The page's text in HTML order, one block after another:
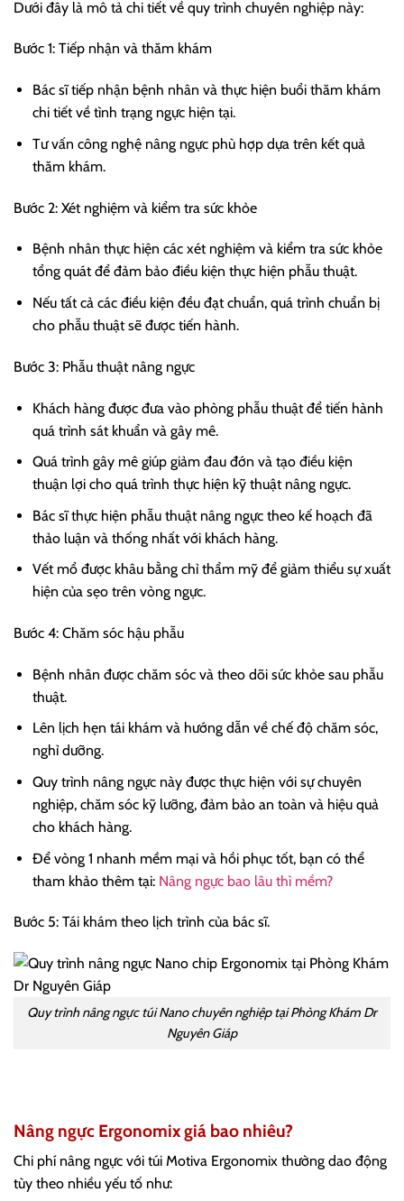
Dưới đây là mô tả chi tiết về quy trình chuyên nghiệp này:
Bước 1: Tiếp nhận và thăm khám
Bác sĩ tiếp nhận bệnh nhân và thực hiện buổi thăm khám
chi tiết về tình trạng ngực hiện tại.
Tư vấn công nghệ nâng ngực phù hợp dựa trên kết quả
thăm khám.
Bước 2: Xét nghiệm và kiểm tra sức khỏe
Bệnh nhân thực hiện các xét nghiệm và kiểm tra sức khỏe
tổng quát để đảm bảo điều kiện thực hiện phẫu thuật.
Nếu tất cả các điều kiện đều đạt chuẩn, quá trình chuẩn bị
cho phẫu thuật sẽ được tiến hành.
Bước 3: Phẫu thuật nâng ngực
Khách hàng được đưa vào phòng phẫu thuật để tiến hành
quá trình sát khuẩn và gây mê.
Quá trình gây mê giúp giảm đau đớn và tạo điều kiện
thuận lợi cho quá trình thực hiện kỹ thuật nâng ngực.
Bác sĩ thực hiện phẫu thuật nâng ngực theo kế hoạch đã
thảo luận và thống nhất với khách hàng.
Vết mổ được khâu bằng chỉ thẩm mỹ để giảm thiểu sự xuất
hiện của sẹo trên vòng ngực.
Bước 4: Chăm sóc hậu phẫu
Bệnh nhân được chăm sóc và theo dõi sức khỏe sau phẫu
thuật.
Lên lịch hẹn tái khám và hướng dẫn về chế độ chăm sóc,
nghỉ dưỡng.
Quy trình nâng ngực này được thực hiện với sự chuyên
nghiệp, chăm sóc kỹ lưỡng, đảm bảo an toàn và hiệu quả
cho khách hàng.
Để vòng 1 nhanh mềm mại và hồi phục tốt, bạn có thể
tham khảo thêm tại: Nâng ngực bao lâu thì mềm?
Bước 5: Tái khám theo lịch trình của bác sĩ.
Quy trình nâng ngực túi Nano chuyên nghiệp tại Phòng Khám Dr
Nguyên Giáp
Nâng ngực Ergonomix giá bao nhiêu?
Chi phí nâng ngực với túi Motiva Ergonomix thường dao động
tùy theo nhiều yếu tố như: